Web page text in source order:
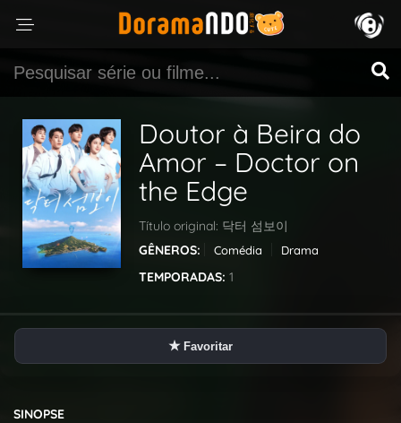
Doutor à Beira do
Amor – Doctor on
the Edge
Título original: 닥터 섬보이
GÊNEROS:
Comédia Drama
TEMPORADAS: 1
★Favoritar
SINOPSE